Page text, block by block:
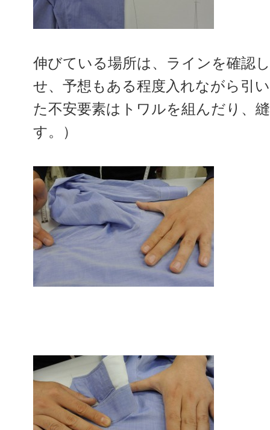
伸びている場所は、ラインを確認
せ、予想もある程度入れながら引
た不安要素はトワルを組んだり、
す。）